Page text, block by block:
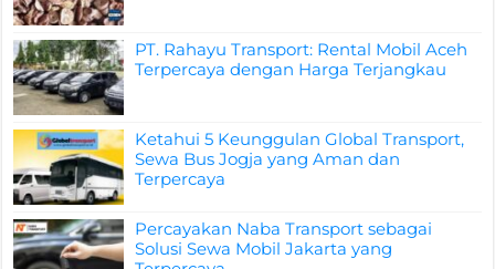
PT. Rahayu Transport: Rental Mobil Aceh
Terpercaya dengan Harga Terjangkau
Ketahui 5 Keunggulan Global Transport,
Sewa Bus Jogja yang Aman dan
Terpercaya
Percayakan Naba Transport sebagai
Solusi Sewa Mobil Jakarta yang